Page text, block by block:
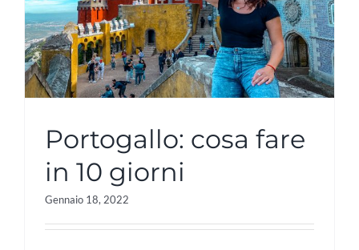
Portogallo: cosa fare
in 10 giorni
Gennaio 18, 2022